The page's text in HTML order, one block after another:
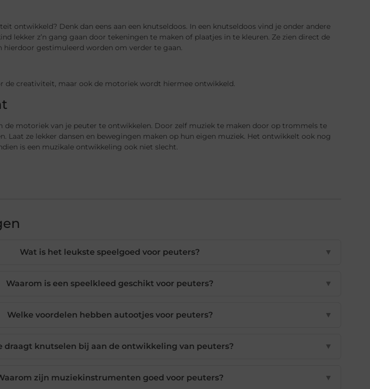
ontwikkeld? Denk dan eens aan een knutseldoos. In een knutseldoos vind je onder andere
lekker z’n gang gaan door tekeningen te maken of plaatjes in te kleuren. Ze zien direct de
hierdoor gestimuleerd worden om verder te gaan.
de creativiteit, maar ook de motoriek wordt hiermee ontwikkeld.
de motoriek van je peuter te ontwikkelen. Door zelf muziek te maken door op trommels te
Laat ze lekker dansen en bewegingen maken op hun eigen muziek. Het ontwikkelt ook nog
is een muzikale ontwikkeling ook niet slecht.
Wat is het leukste speelgoed voor peuters? ▼
Waarom is een speelkleed geschikt voor peuters? ▼
Welke voordelen hebben autootjes voor peuters? ▼
draagt knutselen bij aan de ontwikkeling van peuters? ▼
zijn muziekinstrumenten goed voor peuters? ▼